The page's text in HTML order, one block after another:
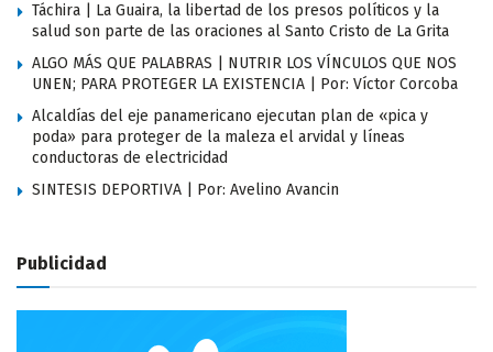
Táchira | La Guaira, la libertad de los presos políticos y la
salud son parte de las oraciones al Santo Cristo de La Grita
ALGO MÁS QUE PALABRAS | NUTRIR LOS VÍNCULOS QUE NOS
UNEN; PARA PROTEGER LA EXISTENCIA | Por: Víctor Corcoba
Alcaldías del eje panamericano ejecutan plan de «pica y
poda» para proteger de la maleza el arvidal y líneas
conductoras de electricidad
SINTESIS DEPORTIVA | Por: Avelino Avancin
Publicidad